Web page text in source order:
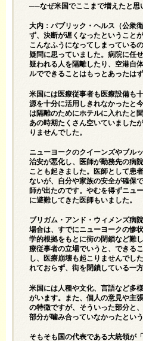
──なぜ米国でここまで増えたと思
大内：パブリック・ヘルス（公衆
ず、決断が遅くなったということ
こんなふうになってしまっている
疑問に思っていました。病院に任
疑われる人を隔離したり、空港自
ルでできることはもっとあったはず
米国には医療従事者も医療設備も
源を十分に活用しきれなかったと
は隔離のためにホテルに入れたと
あの時期たくさん空いていました
りませんでした。
ニューヨークのクイーンズやブル
治安が悪化し、医師が勤務先の病
ことも起きました。医師として患
ないが、自分や家族の安全が確保
師が出たのです。やむを得ずニュ
に避難してきた医師もいました。
ブリガム・アンド・ウィメンズ病
場合は、すでにニューヨークの惨
学的根拠をもとに街の閉鎖など難
療従事者の立場でいうと、できる
し、医療崩壊も起こりませんでし
れておらず、街を閉鎖している一
米国には人種や文化、言語など多
がいます。また、個人の意見や主
の特徴ですが、そういった部分と
部分が噛み合っていなかったとい
そもそも国の代表である大統領が